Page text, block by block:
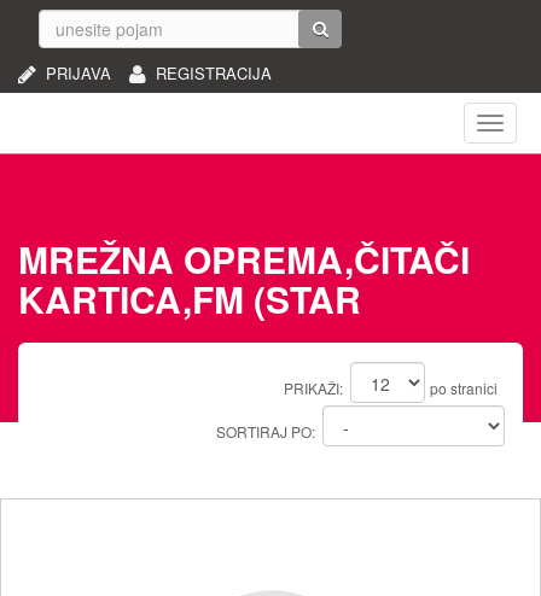
REGISTRACIJA
PRIJAVA
MREŽNA OPREMA,ČITAČI
KARTICA,FM (STAR
PRIKAŽI: po stranici
SORTIRAJ PO: